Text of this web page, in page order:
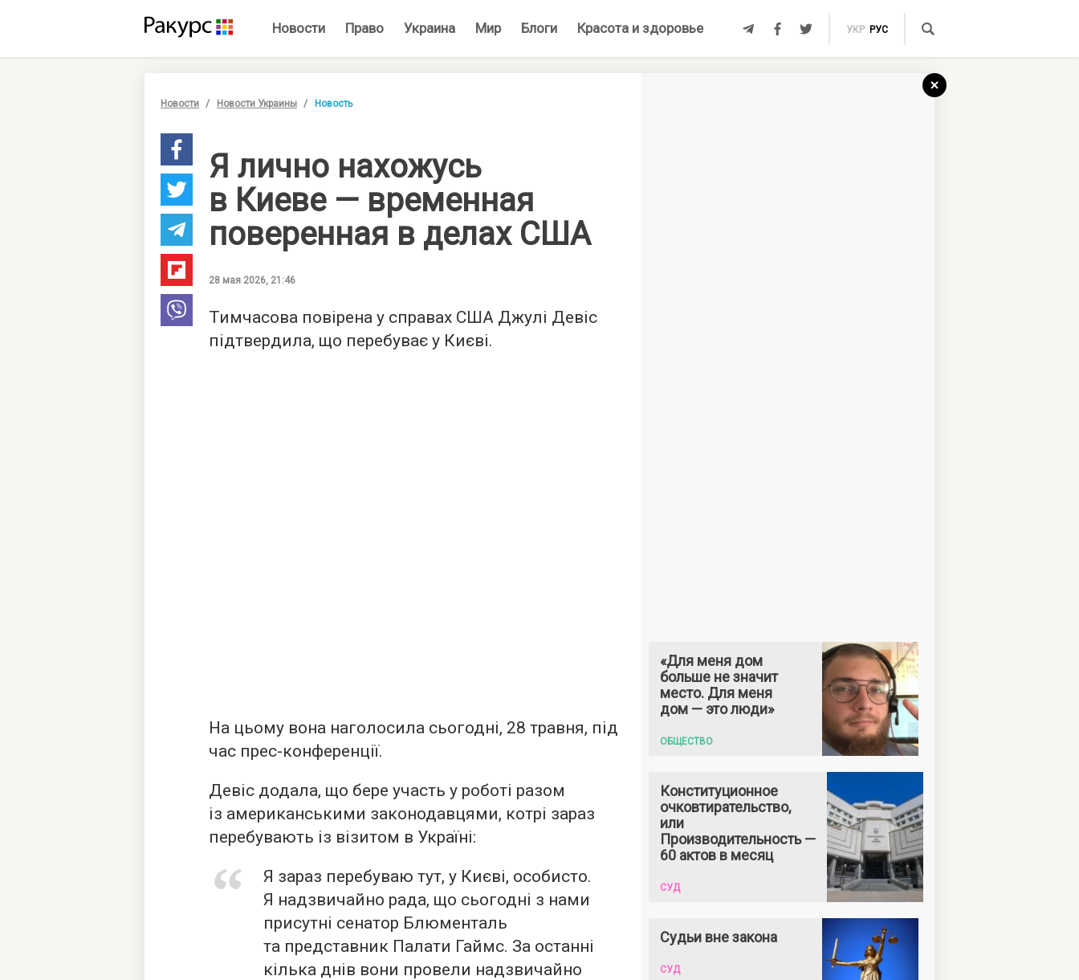
Новости Право Украина Мир Блоги Красота и здоровье УКР РУС
Новости Новости Украины Новость
Я лично нахожусь
в Киеве — временная
поверенная в делах США
28 мая 2026, 21:46
Тимчасова повірена у справах США Джулі Девіс
підтвердила, що перебуває у Києві.
На цьому вона наголосила сьогодні, 28 травня, під
час прес-конференції.
Девіс додала, що бере участь у роботі разом
із американськими законодавцями, котрі зараз
перебувають із візитом в Україні:
Я зараз перебуваю тут, у Києві, особисто.
Я надзвичайно рада, що сьогодні з нами
присутні сенатор Блюменталь
та представник Палати Гаймс. За останні
кілька днів вони провели надзвичайно
«Для меня дом
больше не значит
место. Для меня
дом — это люди»
ОБЩЕСТВО
Конституционное
очковтирательство,
или
Производительность —
60 актов в месяц
СУД
Судьи вне закона
СУД